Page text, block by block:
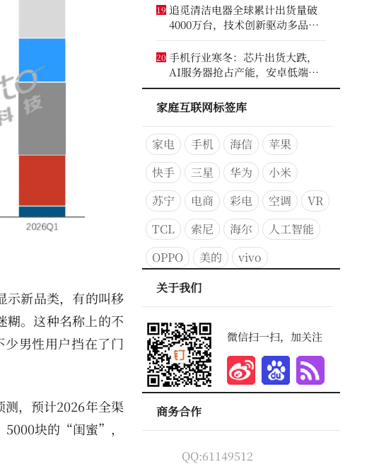
示新品类，有的叫移
。这种名称上的不
男性用户挡在了门
，预计2026年全渠
5000块的“闺蜜”，
19 追觅清洁电器全球累计出货量破
4000万台，技术创新驱动多品类
增长
20 手机行业寒冬：芯片出货大跌，
AI服务器抢占产能，安卓低端压
力最大
家庭互联网标签库
家电 手机 海信
苹果
快手
三星 华为
小米
苏宁
电商 彩电 空调
VR
TCL
索尼 海尔
人工智能
OPPO
美的
vivo
关于我们
微信扫一扫，加关注
商务合作
QQ:61149512